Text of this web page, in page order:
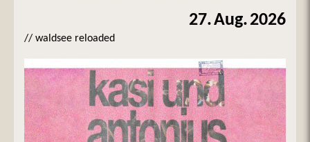
27.Aug.2026
// waldsee reloaded